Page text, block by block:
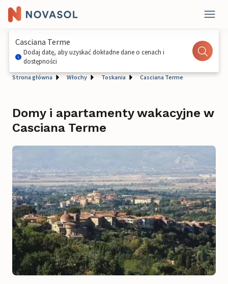
Casciana Terme
Dodaj datę, aby uzyskać dokładne dane o cenach i
dostępności
Strona główna Włochy Toskania Casciana Terme
Domy i apartamenty wakacyjne w
Casciana Terme